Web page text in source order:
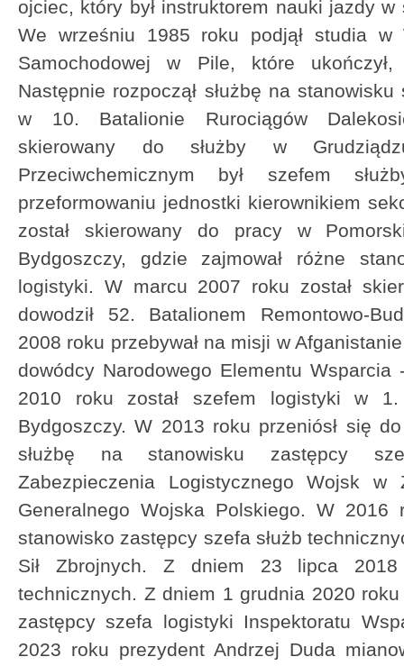
ojciec, który był instruktorem nauki jazdy
We wrześniu 1985 roku podjął studia w
Samochodowej w Pile, które
Następnie rozpoczął służbę na
w 10. Batalionie Rurociągów
skierowany do służby w
Przeciwchemicznym był szefem
przeformowaniu jednostki kierownikiem
został skierowany do pracy w
Bydgoszczy, gdzie zajmował różne
logistyki. W marcu 2007 roku został
dowodził 52. Batalionem Remontowo-
2008 roku przebywał na misji w
dowódcy Narodowego Elementu
2010 roku został szefem logistyki w
Bydgoszczy. W 2013 roku przeniósł się
służbę na stanowisku zastępcy
Zabezpieczenia Logistycznego Wojsk w
Generalnego Wojska Polskiego. W 2016
stanowisko zastępcy szefa służb
Sił Zbrojnych. Z dniem 23 lipca 2018
technicznych. Z dniem 1 grudnia 2020
zastępcy szefa logistyki Inspektoratu
2023 roku prezydent Andrzej Duda